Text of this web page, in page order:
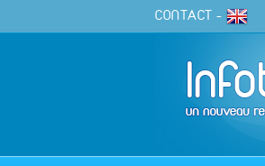
CONTACT -